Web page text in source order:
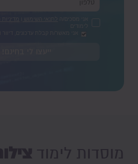
לימודים
אני מאשר/ת קבלת עדכונים, דיוור
מוסדות לימוד